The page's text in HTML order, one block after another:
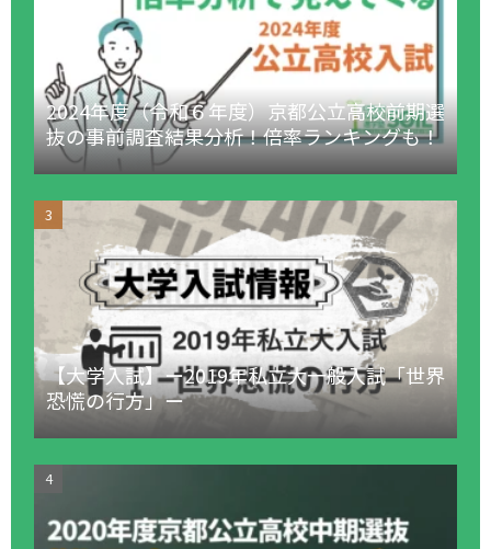
2024年度（令和６年度）京都公立高校前期選
抜の事前調査結果分析！倍率ランキングも！
【大学入試】ー2019年私立大一般入試「世界
恐慌の行方」ー